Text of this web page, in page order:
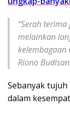
“Serah
melainkan
kelembagaan
Riono
Sebanyak
dalam